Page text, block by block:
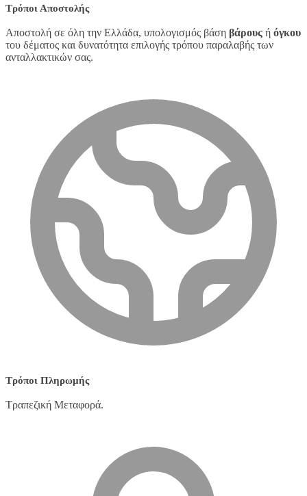
Τρόποι Αποστολής
Αποστολή σε όλη την Ελλάδα, υπολογισμός βάση βάρους ή όγκου
του δέματος και δυνατότητα επιλογής τρόπου παραλαβής των
ανταλλακτικών σας.
Τρόποι Πληρωμής
Τραπεζική Μεταφορά.